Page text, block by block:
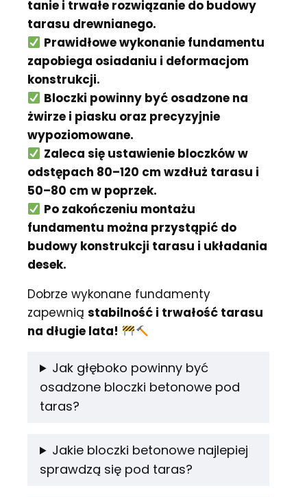
tanie i trwałe rozwiązanie do budowy
tarasu drewnianego.
Prawidłowe wykonanie fundamentu
zapobiega osiadaniu i deformacjom
konstrukcji.
Bloczki powinny być osadzone na
żwirze i piasku oraz precyzyjnie
wypoziomowane.
Zaleca się ustawienie bloczków w
odstępach 80–120 cm wzdłuż tarasu i
50–80 cm w poprzek.
Po zakończeniu montażu
fundamentu można przystąpić do
budowy konstrukcji tarasu i układania
desek.
Dobrze wykonane fundamenty
zapewnią stabilność i trwałość tarasu
na długie lata!
Jak głęboko powinny być
osadzone bloczki betonowe pod
taras?
Jakie bloczki betonowe najlepiej
sprawdzą się pod taras?